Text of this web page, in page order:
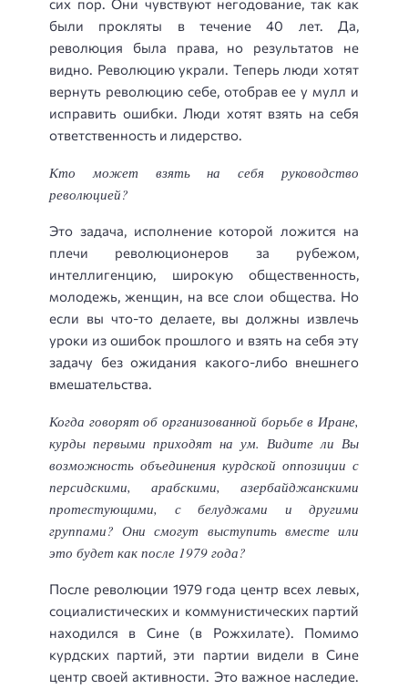
сих пор. Они чувствуют негодование, так как
были прокляты в течение 40 лет. Да,
революция была права, но результатов не
видно. Революцию украли. Теперь люди хотят
вернуть революцию себе, отобрав ее у мулл и
исправить ошибки. Люди хотят взять на себя
ответственность и лидерство.
Кто может взять на себя руководство
революцией?
Это задача, исполнение которой ложится на
плечи революционеров за рубежом,
интеллигенцию, широкую общественность,
молодежь, женщин, на все слои общества. Но
если вы что-то делаете, вы должны извлечь
уроки из ошибок прошлого и взять на себя эту
задачу без ожидания какого-либо внешнего
вмешательства.
Когда говорят об организованной борьбе в Иране,
курды первыми приходят на ум. Видите ли Вы
возможность объединения курдской оппозиции с
персидскими, арабскими, азербайджанскими
протестующими, с белуджами и другими
группами? Они смогут выступить вместе или
это будет как после 1979 года?
После революции 1979 года центр всех левых,
социалистических и коммунистических партий
находился в Сине (в Рожхилате). Помимо
курдских партий, эти партии видели в Сине
центр своей активности. Это важное наследие.